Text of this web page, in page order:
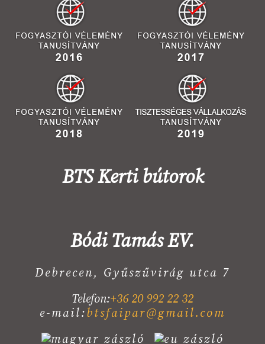
BTS Kerti bútorok
Bódi Tamás EV.
Debrecen, Gyűszűvirág utca 7
Telefon:+36 20 992 22 32
e-mail:btsfaipar@gmail.com